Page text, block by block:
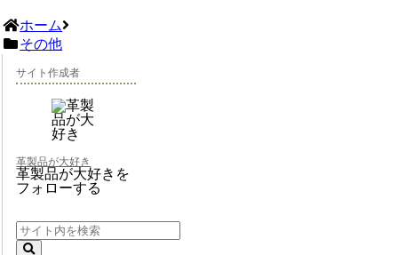
ホーム
その他
サイト作成者
革製品が大好き
革製品が大好きを
フォローする